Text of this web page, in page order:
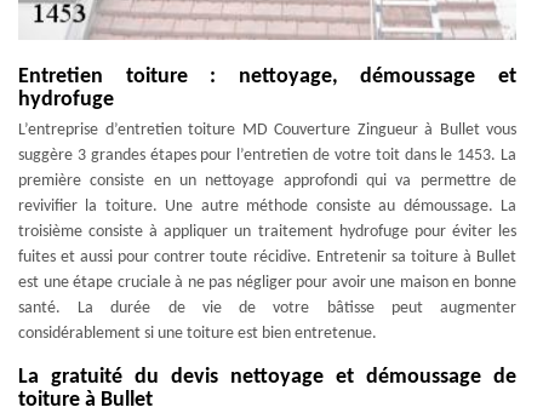
Entretien toiture : nettoyage, démoussage et
hydrofuge
L’entreprise d’entretien toiture MD Couverture Zingueur à Bullet vous
suggère 3 grandes étapes pour l’entretien de votre toit dans le 1453. La
première consiste en un nettoyage approfondi qui va permettre de
revivifier la toiture. Une autre méthode consiste au démoussage. La
troisième consiste à appliquer un traitement hydrofuge pour éviter les
fuites et aussi pour contrer toute récidive. Entretenir sa toiture à Bullet
est une étape cruciale à ne pas négliger pour avoir une maison en bonne
santé. La durée de vie de votre bâtisse peut augmenter
considérablement si une toiture est bien entretenue.
La gratuité du devis nettoyage et démoussage de
toiture à Bullet